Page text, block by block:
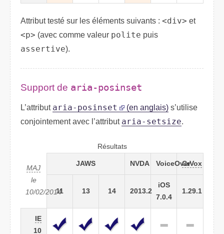
Attribut testé sur les éléments suivants : <div> et
<p> (avec comme valeur polite puis
assertive).
Support de aria-posinset
L’attribut aria-posinset (en anglais) s’utilise
conjointement avec l’attribut aria-setsize.
Résultats
MAJ
le
10/02/2014
JAWS NVDA VoiceOverCrVox
11 13 14 2013.2
iOS
7.0.4
1.29.1
IE
10